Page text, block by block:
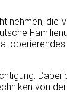
nehmen,
von